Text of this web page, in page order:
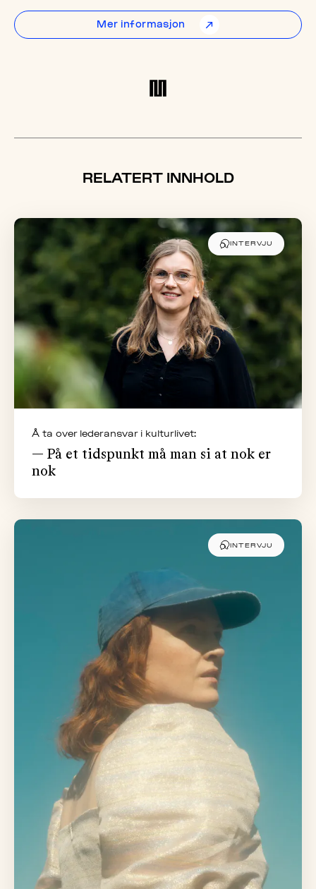
Mer informasjon ↗
RELATERT INNHOLD
INTERVJU
Å ta over lederansvar i kulturlivet:
— På et tidspunkt må man si at nok er
nok
INTERVJU